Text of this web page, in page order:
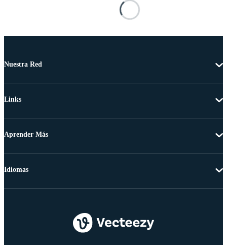
Nuestra Red
Links
Aprender Más
Idiomas